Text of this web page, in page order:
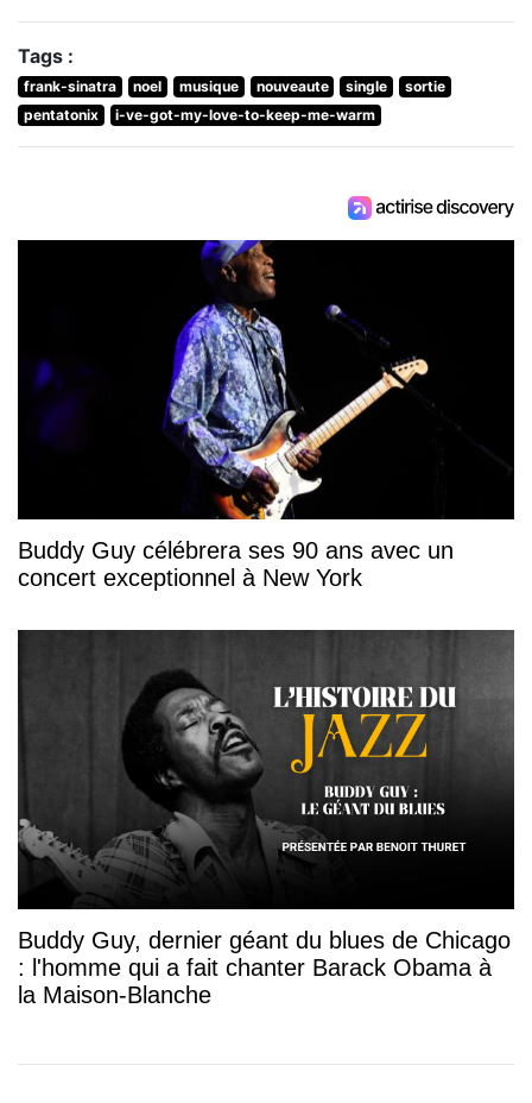
Tags :
frank-sinatra noel musique nouveaute single
sortie
pentatonix
i-ve-got-my-love-to-keep-me-warm
Buddy Guy célébrera ses 90 ans avec un
concert exceptionnel à New York
Buddy Guy, dernier géant du blues de Chicago
: l'homme qui a fait chanter Barack Obama à
la Maison-Blanche